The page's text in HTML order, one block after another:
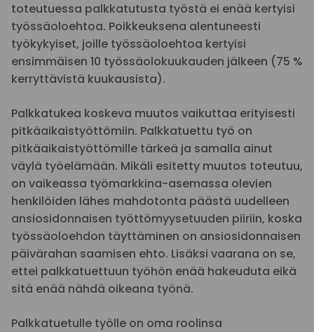
toteutuessa palkkatutusta työstä ei enää kertyisi
työssäoloehtoa. Poikkeuksena alentuneesti
työkykyiset, joille työssäoloehtoa kertyisi
ensimmäisen 10 työssäolokuukauden jälkeen (75 %
kerryttävistä kuukausista).
Palkkatukea koskeva muutos vaikuttaa erityisesti
pitkäaikaistyöttömiin. Palkkatuettu työ on
pitkäaikaistyöttömille tärkeä ja samalla ainut
väylä työelämään. Mikäli esitetty muutos toteutuu,
on vaikeassa työmarkkina-asemassa olevien
henkilöiden lähes mahdotonta päästä uudelleen
ansiosidonnaisen työttömyysetuuden piiriin, koska
työssäoloehdon täyttäminen on ansiosidonnaisen
päivärahan saamisen ehto. Lisäksi vaarana on se,
ettei palkkatuettuun työhön enää hakeuduta eikä
sitä enää nähdä oikeana työnä.
Palkkatuetulle työlle on oma roolinsa